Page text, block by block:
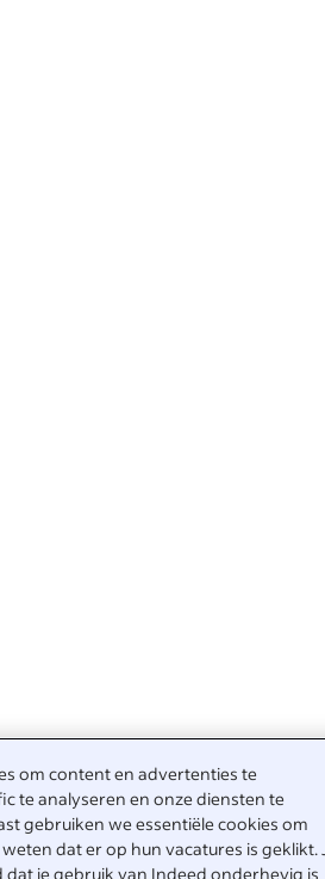
om content en advertenties te
te analyseren en onze diensten te
gebruiken we essentiële cookies om
dat er op hun vacatures is geklikt.
je gebruik van Indeed onderhevig is